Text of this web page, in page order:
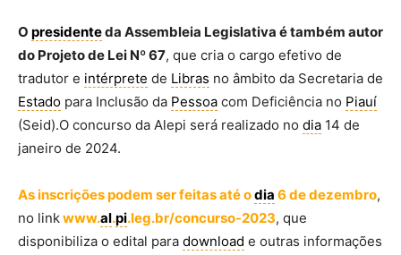
O presidenteda Assembleia Legislativa é também autor
do Projeto de Lei Nº 67, que cria o cargo efetivo de
tradutor e intérprete de Libras no âmbito da Secretaria de
Estado para Inclusão da Pessoa com Deficiência no Piauí
(Seid).O concurso da Alepi será realizado no dia 14 de
janeiro de 2024.
As inscrições podem ser feitas até odia 6 de dezembro,
no linkwww.al.pi.leg.br/concurso-2023, que
disponibiliza o edital para download e outras informações